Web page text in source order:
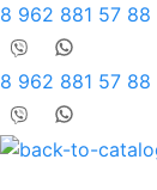
8 962 881 57 88
8 962 881 57 88